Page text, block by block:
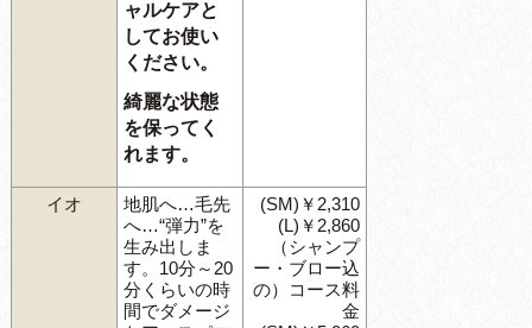
ャルケアと
してお使い
ください。
綺麗な状態
を保ってく
れます。
イオ
地肌へ…毛先
へ…“弾力”を
生み出しま
す。10分～20
分くらいの時
間でダメージ
(SM)￥2,310
(L)￥2,860
（シャンプ
ー・ブロー込
の）コース料
金